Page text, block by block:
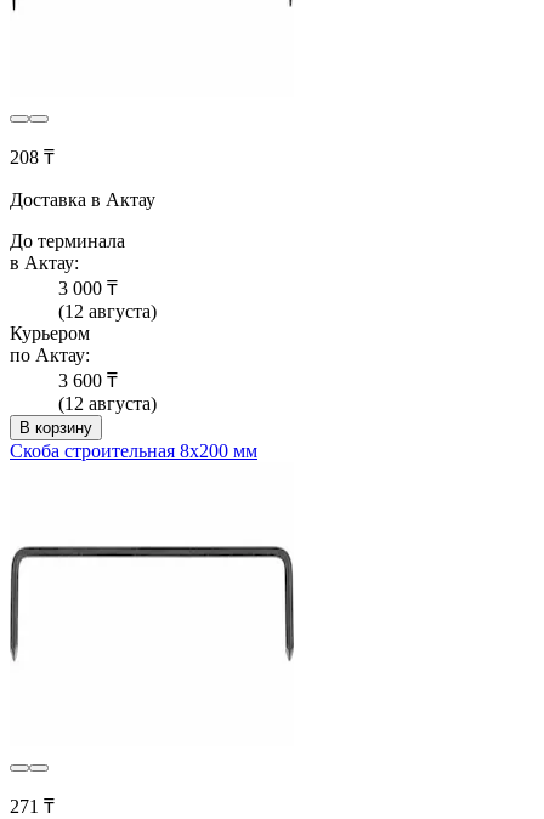
208 ₸
Доставка в Актау
До терминала
в Актау:
3 000 ₸
(12 августа)
Курьером
по Актау:
3 600 ₸
(12 августа)
В корзину
Скоба строительная 8х200 мм
271 ₸